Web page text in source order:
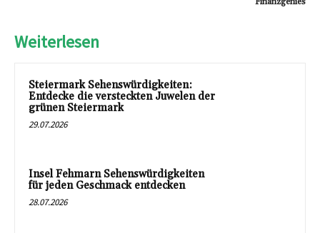
Weiterlesen
Steiermark Sehenswürdigkeiten:
Entdecke die versteckten Juwelen der
grünen Steiermark
29.07.2026
Insel Fehmarn Sehenswürdigkeiten
für jeden Geschmack entdecken
28.07.2026